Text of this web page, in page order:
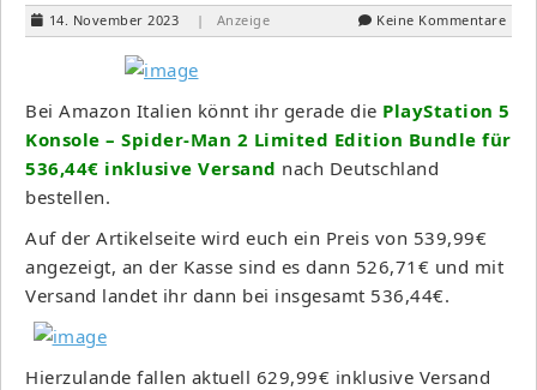
14. November 2023 | Anzeige Keine Kommentare
Bei Amazon Italien könnt ihr gerade die PlayStation 5
Konsole – Spider-Man 2 Limited Edition Bundle für
536,44€ inklusive Versand nach Deutschland
bestellen.
Auf der Artikelseite wird euch ein Preis von 539,99€
angezeigt, an der Kasse sind es dann 526,71€ und mit
Versand landet ihr dann bei insgesamt 536,44€.
Hierzulande fallen aktuell 629,99€ inklusive Versand